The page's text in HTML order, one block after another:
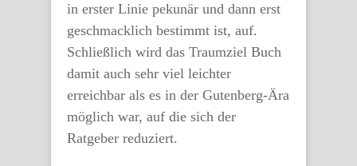
in erster Linie pekunär und dann erst
geschmacklich bestimmt ist, auf.
Schließlich wird das Traumziel Buch
damit auch sehr viel leichter
erreichbar als es in der Gutenberg-Ära
möglich war, auf die sich der
Ratgeber reduziert.